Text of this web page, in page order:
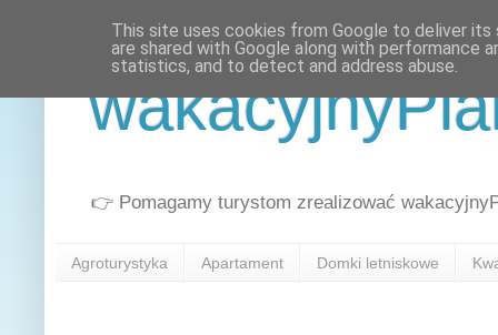
👉 Pomagamy turystom zrealizować
Agroturystyka Apartament Domki letniskowe
This site uses cookies from Google to deliver
are shared with Google along with performance
statistics, and to detect and address abuse.